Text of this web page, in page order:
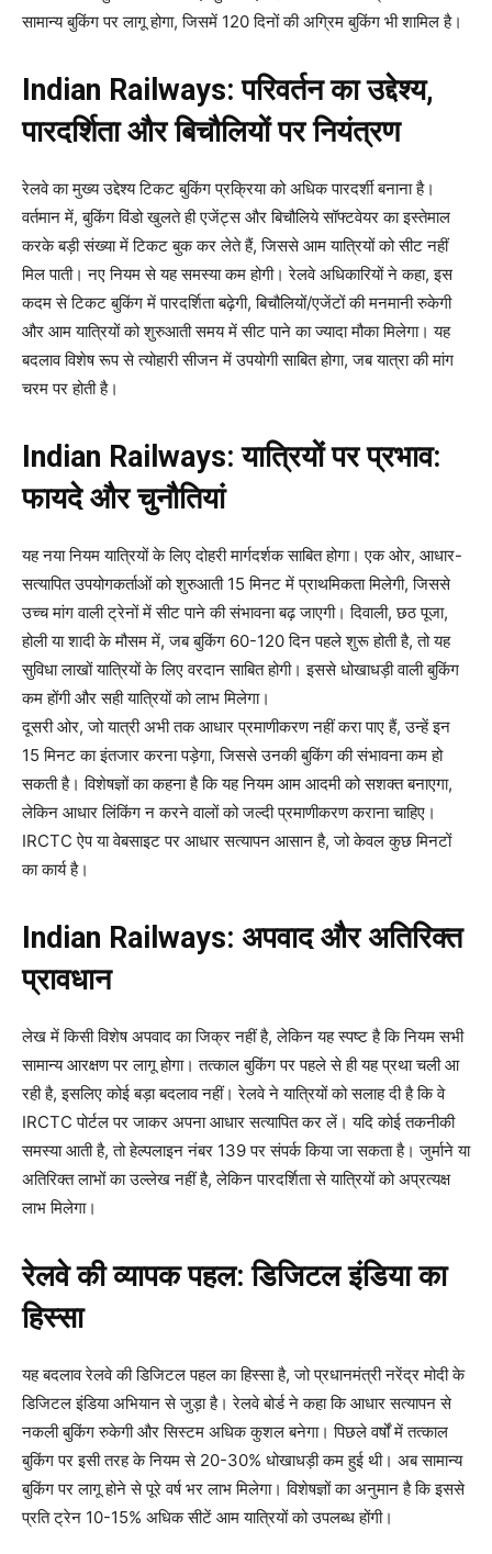
सामान्य बुकिंग पर लागू होगा, जिसमें 120 दिनों की अग्रिम बुकिंग भी शामिल है।
Indian Railways: परिवर्तन का उद्देश्य,
पारदर्शिता और बिचौलियों पर नियंत्रण
रेलवे का मुख्य उद्देश्य टिकट बुकिंग प्रक्रिया को अधिक पारदर्शी बनाना है।
वर्तमान में, बुकिंग विंडो खुलते ही एजेंट्स और बिचौलिये सॉफ्टवेयर का इस्तेमाल
करके बड़ी संख्या में टिकट बुक कर लेते हैं, जिससे आम यात्रियों को सीट नहीं
मिल पाती। नए नियम से यह समस्या कम होगी। रेलवे अधिकारियों ने कहा, इस
कदम से टिकट बुकिंग में पारदर्शिता बढ़ेगी, बिचौलियों/एजेंटों की मनमानी रुकेगी
और आम यात्रियों को शुरुआती समय में सीट पाने का ज्यादा मौका मिलेगा। यह
बदलाव विशेष रूप से त्योहारी सीजन में उपयोगी साबित होगा, जब यात्रा की मांग
चरम पर होती है।
Indian Railways: यात्रियों पर प्रभाव:
फायदे और चुनौतियां
यह नया नियम यात्रियों के लिए दोहरी मार्गदर्शक साबित होगा। एक ओर, आधार-
सत्यापित उपयोगकर्ताओं को शुरुआती 15 मिनट में प्राथमिकता मिलेगी, जिससे
उच्च मांग वाली ट्रेनों में सीट पाने की संभावना बढ़ जाएगी। दिवाली, छठ पूजा,
होली या शादी के मौसम में, जब बुकिंग 60-120 दिन पहले शुरू होती है, तो यह
सुविधा लाखों यात्रियों के लिए वरदान साबित होगी। इससे धोखाधड़ी वाली बुकिंग
कम होंगी और सही यात्रियों को लाभ मिलेगा।
दूसरी ओर, जो यात्री अभी तक आधार प्रमाणीकरण नहीं करा पाए हैं, उन्हें इन
15 मिनट का इंतजार करना पड़ेगा, जिससे उनकी बुकिंग की संभावना कम हो
सकती है। विशेषज्ञों का कहना है कि यह नियम आम आदमी को सशक्त बनाएगा,
लेकिन आधार लिंकिंग न करने वालों को जल्दी प्रमाणीकरण कराना चाहिए।
IRCTC ऐप या वेबसाइट पर आधार सत्यापन आसान है, जो केवल कुछ मिनटों
का कार्य है।
Indian Railways: अपवाद और अतिरिक्त
प्रावधान
लेख में किसी विशेष अपवाद का जिक्र नहीं है, लेकिन यह स्पष्ट है कि नियम सभी
सामान्य आरक्षण पर लागू होगा। तत्काल बुकिंग पर पहले से ही यह प्रथा चली आ
रही है, इसलिए कोई बड़ा बदलाव नहीं। रेलवे ने यात्रियों को सलाह दी है कि वे
IRCTC पोर्टल पर जाकर अपना आधार सत्यापित कर लें। यदि कोई तकनीकी
समस्या आती है, तो हेल्पलाइन नंबर 139 पर संपर्क किया जा सकता है। जुर्माने या
अतिरिक्त लाभों का उल्लेख नहीं है, लेकिन पारदर्शिता से यात्रियों को अप्रत्यक्ष
लाभ मिलेगा।
रेलवे की व्यापक पहल: डिजिटल इंडिया का
हिस्सा
यह बदलाव रेलवे की डिजिटल पहल का हिस्सा है, जो प्रधानमंत्री नरेंद्र मोदी के
डिजिटल इंडिया अभियान से जुड़ा है। रेलवे बोर्ड ने कहा कि आधार सत्यापन से
नकली बुकिंग रुकेगी और सिस्टम अधिक कुशल बनेगा। पिछले वर्षों में तत्काल
बुकिंग पर इसी तरह के नियम से 20-30% धोखाधड़ी कम हुई थी। अब सामान्य
बुकिंग पर लागू होने से पूरे वर्ष भर लाभ मिलेगा। विशेषज्ञों का अनुमान है कि इससे
प्रति ट्रेन 10-15% अधिक सीटें आम यात्रियों को उपलब्ध होंगी।